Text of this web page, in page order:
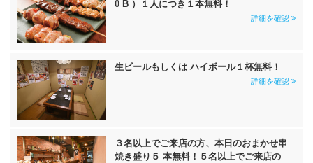
0 B ）１人につき１本無料！
詳細を確認
生ビールもしくは ハイボール１杯無料！
詳細を確認
３名以上でご来店の方、本日のおまかせ串
焼き盛り５ 本無料！５名以上でご来店の